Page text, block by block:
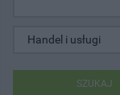
SZUKAJ